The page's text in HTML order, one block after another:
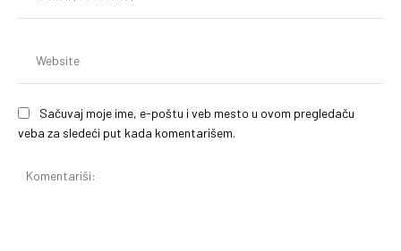
Sačuvaj moje ime, e-poštu i veb mesto u ovom pregledaču
veba za sledeći put kada komentarišem.